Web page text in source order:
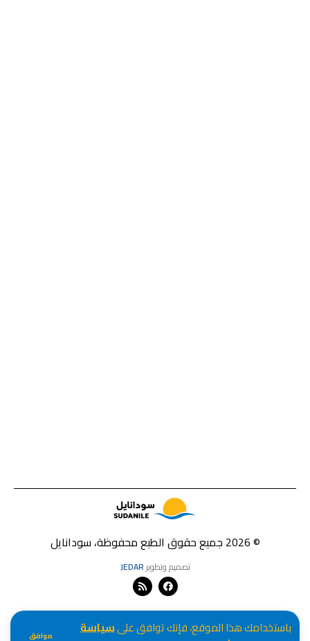
باستخدامك هذا الموقع، فإنك توافق علىسياسة
موافق
© 2026 جميع حقوق الطبع محفوظة، سودانايل
تصميم وتطويرJEDAR